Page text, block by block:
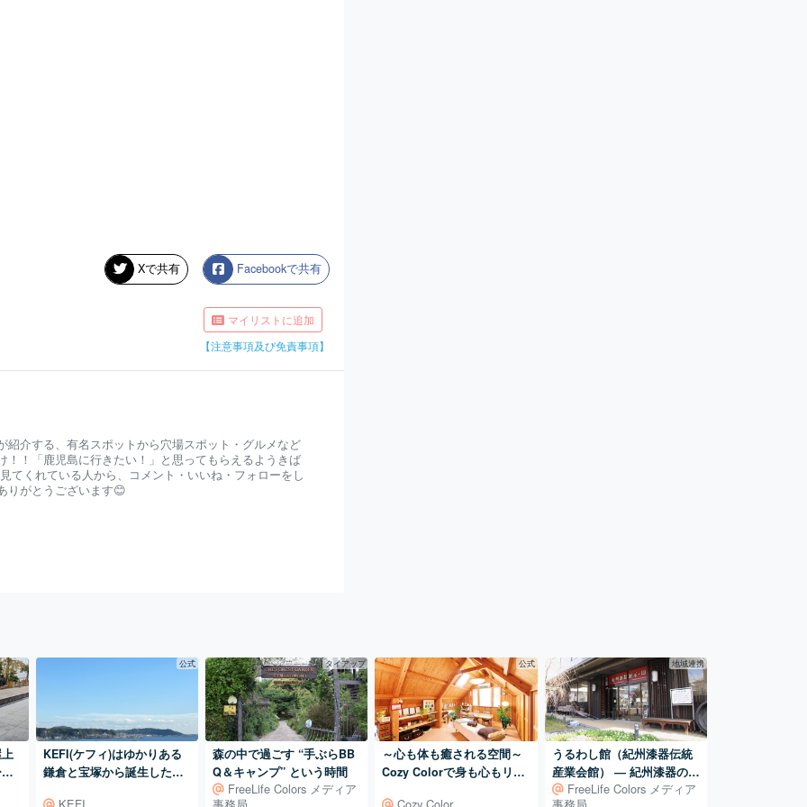
Xで共有 Facebookで共有
マイリストに追加
【注意事項及び免責事項】
紹介する、有名スポットから穴場スポット・グルメなど
！！「鹿児島に行きたい！」と思ってもらえるようきば
てくれている人から、コメント・いいね・フォローをし
りがとうございます😊
公式
KEFI(ケフィ)はゆかりある
鎌倉と宝塚から誕生したハ
タイアップ
森の中で過ごす “手ぶらBB
Q＆キャンプ” という時間
FreeLife Colors メディア
公式
～心も体も癒される空間～
Cozy Colorで身も心もリフ
地域連携
うるわし館（紀州漆器伝統
産業会館） ― 紀州漆器の展
示・体験・販売を担う産地
FreeLife Colors メディア